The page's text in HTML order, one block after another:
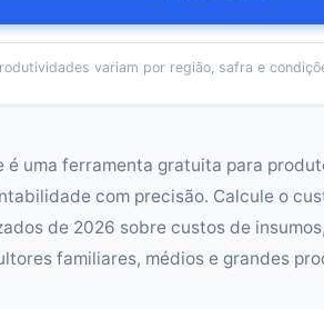
variam por região, safra e
é uma ferramenta gratuita para
com precisão. Calcule o
de 2026 sobre custos de
familiares, médios e grandes